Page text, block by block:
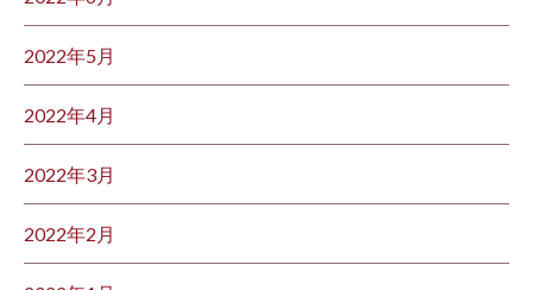
2022年5月
2022年4月
2022年3月
2022年2月